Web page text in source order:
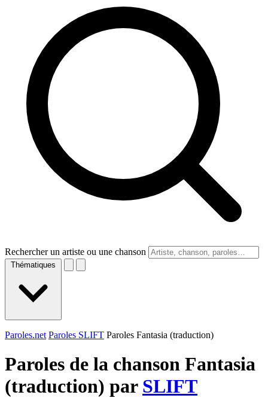
Rechercher un artiste ou une chanson
Thématiques
Paroles.net Paroles SLIFT Paroles Fantasia (traduction)
Paroles de la chanson Fantasia
(traduction) par SLIFT